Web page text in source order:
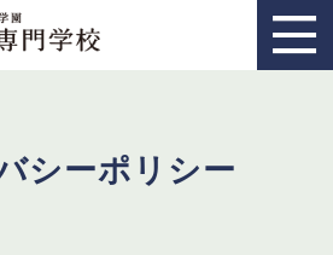
シーポリシー